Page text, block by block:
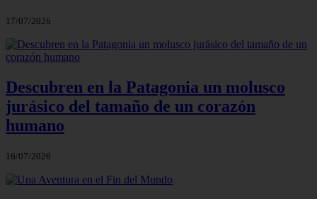
17/07/2026
Descubren en la Patagonia un molusco
jurásico del tamaño de un corazón
humano
16/07/2026